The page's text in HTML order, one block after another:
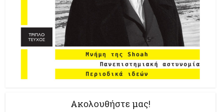
Ακολουθήστε μας!